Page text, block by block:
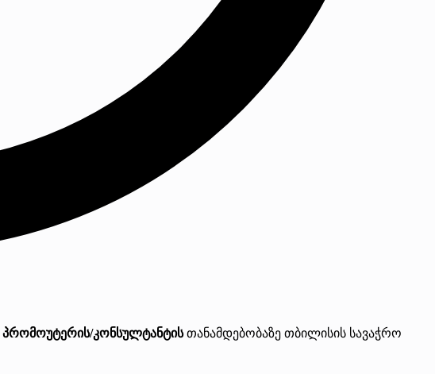
პრომოუტერის/კონსულტანტისთანამდებობაზე თბილისის სავაჭრო